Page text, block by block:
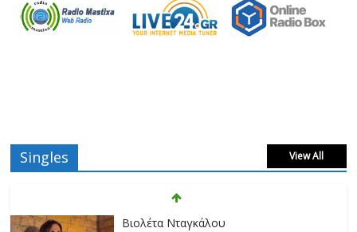
Singles View All
Βιολέτα Νταγκάλου